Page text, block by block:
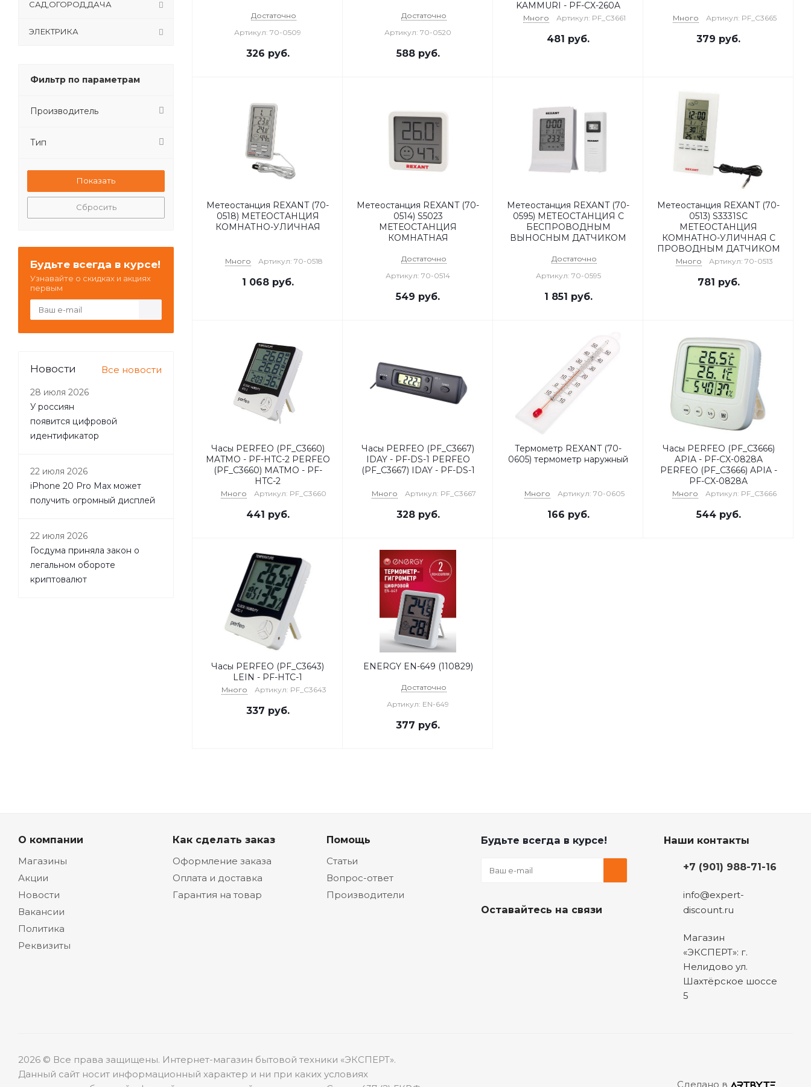
Достаточно
Артикул: 70-0509
326 руб.
Достаточно
Артикул: 70-0520
588руб.
KAMMURI - PF-CX-260A
Много Артикул: PF_C3661
481 руб.
Много Артикул: PF_C3665
379 руб.
Метеостанция REXANT (70-
0518) МЕТЕОСТАНЦИЯ
КОМНАТНО-УЛИЧНАЯ
Много Артикул: 70-0518
1 068руб.
Метеостанция REXANT (70-
0514) S5023
МЕТЕОСТАНЦИЯ
КОМНАТНАЯ
Достаточно
Артикул: 70-0514
549 руб.
Метеостанция REXANT (70-
0595) МЕТЕОСТАНЦИЯ С
БЕСПРОВОДНЫМ
ВЫНОСНЫМ ДАТЧИКОМ
Достаточно
Артикул: 70-0595
1 851 руб.
Метеостанция REXANT (70-
0513) S3331SC
МЕТЕОСТАНЦИЯ
КОМНАТНО-УЛИЧНАЯ С
ПРОВОДНЫМ ДАТЧИКОМ
Много Артикул: 70-0513
781 руб.
Часы PERFEO (PF_C3660)
MATMO - PF-HTC-2 PERFEO
(PF_C3660) MATMO - PF-
HTC-2
Много Артикул: PF_C3660
441 руб.
Часы PERFEO (PF_C3667)
IDAY - PF-DS-1 PERFEO
(PF_C3667) IDAY - PF-DS-1
Много Артикул: PF_C3667
328руб.
Термометр REXANT (70-
0605) термометр наружный
Много Артикул: 70-0605
166 руб.
Часы PERFEO (PF_C3666)
APIA - PF-CX-0828A
PERFEO (PF_C3666) APIA -
PF-CX-0828A
Много Артикул: PF_C3666
544руб.
Часы PERFEO (PF_C3643)
LEIN - PF-HTC-1
Много Артикул: PF_C3643
337 руб.
ENERGY EN-649 (110829)
Достаточно
Артикул: EN-649
377 руб.
САД,ОГОРОД,ДАЧА
ЭЛЕКТРИКА
Фильтр по параметрам
Производитель
Тип
Сбросить
Будьте всегда в курсе!
Узнавайте о скидках и акциях
первым
Новости Все новости
28 июля 2026
У россиян
появится цифровой
идентификатор
22 июля 2026
iPhone 20 Pro Max может
получить огромный дисплей
22 июля 2026
Госдума приняла закон о
легальном обороте
криптовалют
О компании
Магазины
Акции
Новости
Вакансии
Политика
Реквизиты
Как сделать заказ
Оформление заказа
Оплата и доставка
Гарантия на товар
Помощь
Статьи
Вопрос-ответ
Производители
Будьте всегда в курсе!
Оставайтесь на связи
Наши контакты
+7 (901) 988-71-16
info@expert-
discount.ru
Магазин
«ЭКСПЕРТ»: г.
Нелидово ул.
Шахтёрское шоссе
5
2026 © Все права защищены. Интернет-магазин бытовой техники «ЭКСПЕРТ».
Данный сайт носит информационный характер и ни при каких условиях
Сделано в